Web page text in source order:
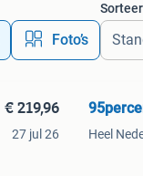
Foto’s
€ 219,96
27 jul 26 Heel